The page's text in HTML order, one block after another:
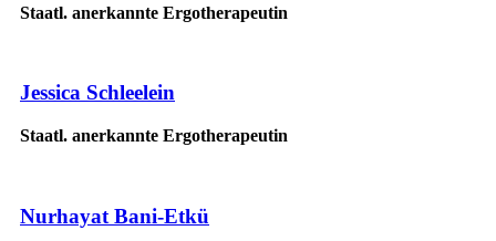
Staatl. anerkannte Ergotherapeutin
Jessica Schleelein
Staatl. anerkannte Ergotherapeutin
Nurhayat Bani-Etkü